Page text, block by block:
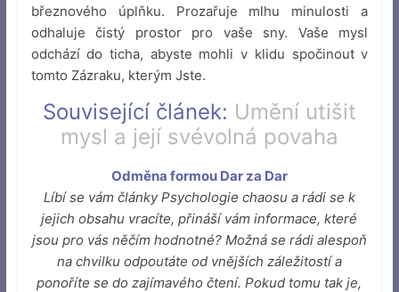
březnového úplňku. Prozařuje mlhu minulosti a
odhaluje čistý prostor pro vaše sny. Vaše mysl
odchází do ticha, abyste mohli v klidu spočinout v
tomto Zázraku, kterým Jste.
Související článek: Umění utišit
mysl a její svévolná povaha
Odměna formou Dar za Dar
Líbí se vám články Psychologie chaosu a rádi se k
jejich obsahu vracíte, přináší vám informace, které
jsou pro vás něčím hodnotné? Možná se rádi alespoň
na chvilku odpoutáte od vnějších záležitostí a
ponoříte se do zajímavého čtení. Pokud tomu tak je,